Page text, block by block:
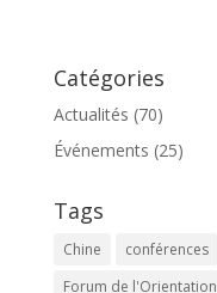
Catégories
Actualités (70)
Événements (25)
Tags
Chine conférences
Forum de l'Orientation